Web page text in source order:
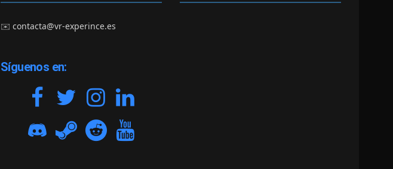
✉️contacta@vr-experince.es
Síguenos en: